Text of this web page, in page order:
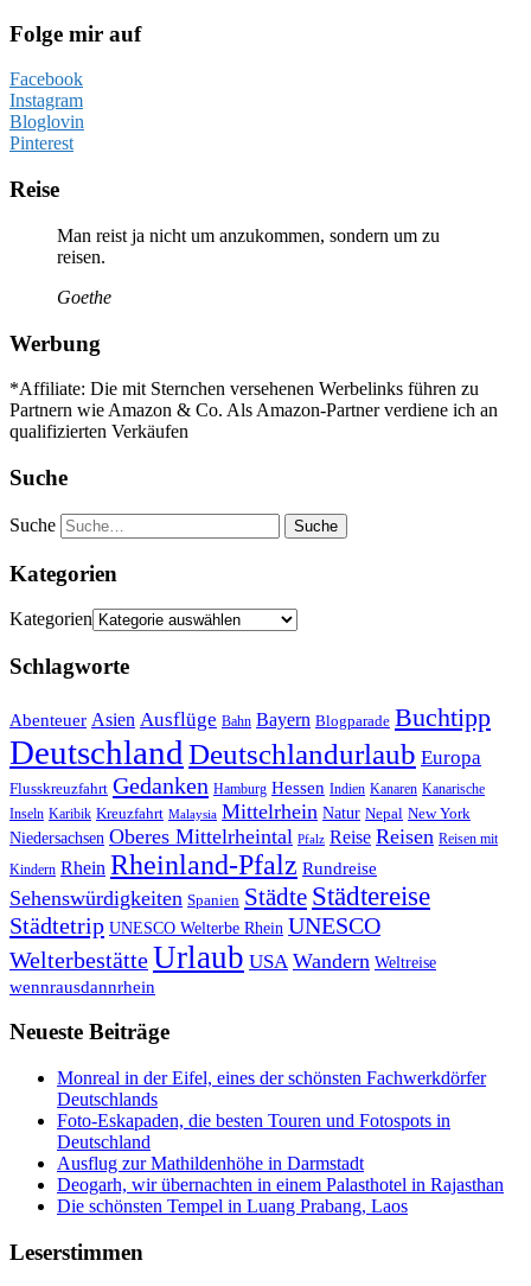
Folge mir auf
Facebook
Instagram
Bloglovin
Pinterest
Reise
Man reist ja nicht um anzukommen, sondern um zu
reisen.
Goethe
Werbung
*Affiliate: Die mit Sternchen versehenen Werbelinks führen zu
Partnern wie Amazon & Co. Als Amazon-Partner verdiene ich an
qualifizierten Verkäufen
Suche
Suche
Kategorien
Kategorien
Schlagworte
Abenteuer Asien Ausflüge Bahn Bayern Blogparade Buchtipp
Deutschland Deutschlandurlaub Europa
Flusskreuzfahrt Gedanken Hamburg Hessen Indien Kanaren Kanarische
Inseln Karibik Kreuzfahrt Malaysia Mittelrhein Natur Nepal New York
Niedersachsen Oberes Mittelrheintal Pfalz Reise Reisen Reisen mit
Kindern Rhein Rheinland-Pfalz Rundreise
Sehenswürdigkeiten Spanien Städte Städtereise
Städtetrip UNESCO Welterbe Rhein UNESCO
WelterbestätteUrlaub USA Wandern Weltreise
wennrausdannrhein
Neueste Beiträge
Monreal in der Eifel, eines der schönsten Fachwerkdörfer
Deutschlands
Foto-Eskapaden, die besten Touren und Fotospots in
Deutschland
Ausflug zur Mathildenhöhe in Darmstadt
Deogarh, wir übernachten in einem Palasthotel in Rajasthan
Die schönsten Tempel in Luang Prabang, Laos
Leserstimmen